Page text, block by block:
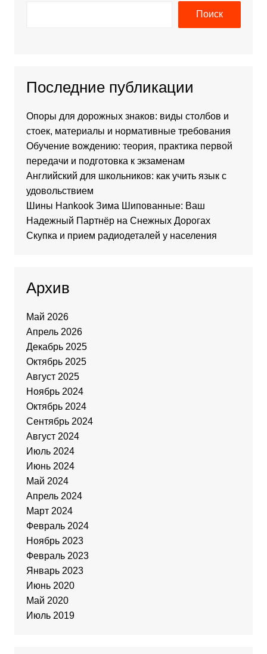
Поиск
Последние публикации
Опоры для дорожных знаков: виды столбов и
стоек, материалы и нормативные требования
Обучение вождению: теория, практика первой
передачи и подготовка к экзаменам
Английский для школьников: как учить язык с
удовольствием
Шины Hankook Зима Шипованные: Ваш
Надежный Партнёр на Снежных Дорогах
Скупка и прием радиодеталей у населения
Архив
Май 2026
Апрель 2026
Декабрь 2025
Октябрь 2025
Август 2025
Ноябрь 2024
Октябрь 2024
Сентябрь 2024
Август 2024
Июль 2024
Июнь 2024
Май 2024
Апрель 2024
Март 2024
Февраль 2024
Ноябрь 2023
Февраль 2023
Январь 2023
Июнь 2020
Май 2020
Июль 2019